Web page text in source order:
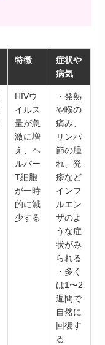
特徴
症状や
病気
HIVウ
イルス
量が急
激に増
え、ヘ
ルパー
T細胞
が一時
的に減
少する
・発熱
や喉の
痛み、
リンパ
節の腫
れ、発
疹など
インフ
ルエン
ザのよ
うな症
状がみ
られる
・多く
は1〜2
週間で
自然に
回復す
る